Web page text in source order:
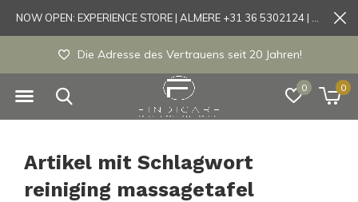
0 0
Die Adresse des Vertrauens seit 20 Jahren!
Artikel mit Schlagwort
reiniging massagetafel